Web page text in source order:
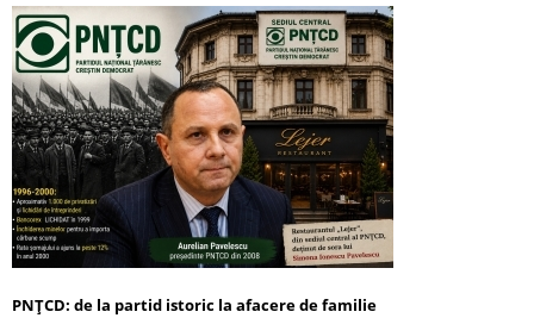
PNȚCD: de la partid istoric la afacere de familie